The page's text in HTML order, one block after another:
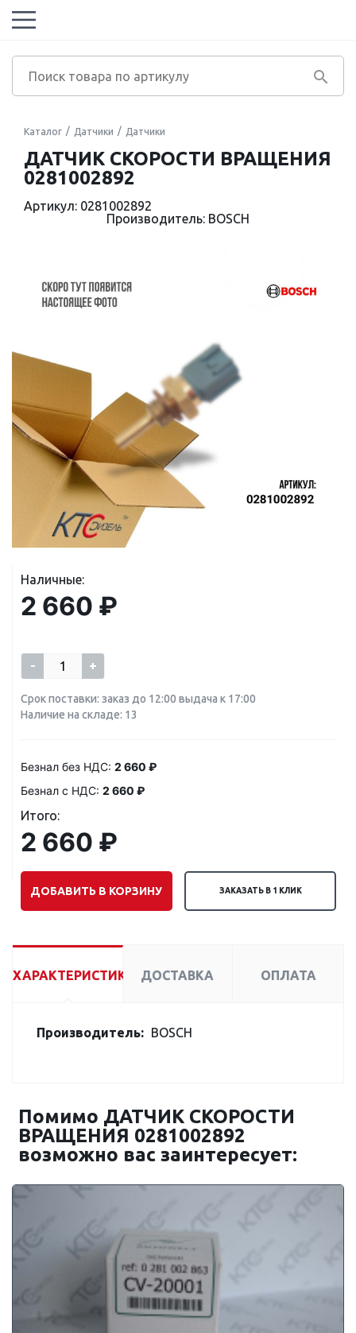
Каталог Датчики Датчики
ДАТЧИК СКОРОСТИ ВРАЩЕНИЯ
0281002892
Артикул: 0281002892
Производитель: BOSCH
Наличные:
2 660 ₽
- +
Срок поставки: заказ до 12:00 выдача к 17:00
Наличие на складе: 13
Безнал без НДС: 2 660 ₽
Безнал с НДС: 2 660 ₽
Итого:
2 660 ₽
ДОБАВИТЬ В КОРЗИНУ ЗАКАЗАТЬ В 1 КЛИК
ХАРАКТЕРИСТИКИ ДОСТАВКА ОПЛАТА
Производитель: BOSCH
Помимо ДАТЧИК СКОРОСТИ
ВРАЩЕНИЯ 0281002892
возможно вас заинтересует: